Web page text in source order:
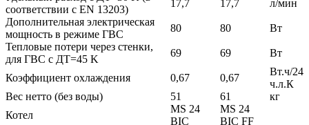
соответствии с EN 13203)
17,7 17,7
л/мин
Дополнительная электрическая
мощность в режиме ГВС
80 80
Вт
Тепловые потери через стенки,
для ГВС с ДТ=45 K
69 69 Вт
Коэффициент охлаждения 0,67 0,67
Вт.ч/24
ч.л.К
Вес нетто (без воды)
51 61
кг
Котел
MS 24
BIC
MS 24
BIC FF